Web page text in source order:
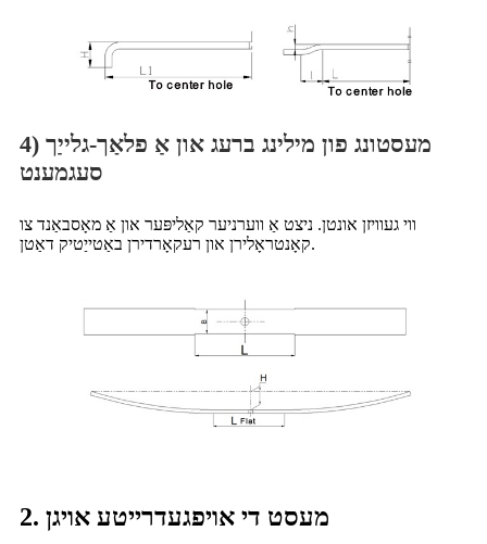
4) מעסטונג פון מילינג ברעג און אַ פלאַך-גלייַך
סעגמענט
ווי געוויזן אונטן. ניצט אַ ווערניער קאַליפּער און אַ מאָסבאַנד צו
קאָנטראָלירן און רעקאָרדירן באַטייַטיק דאַטן.
2. מעסט די אויפגעדרייטע אויגן